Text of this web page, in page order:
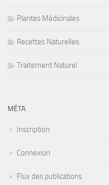
Plantes Médicinales
Recettes Naturelles
Traitement Naturel
MÉTA
Inscription
Connexion
Flux des publications